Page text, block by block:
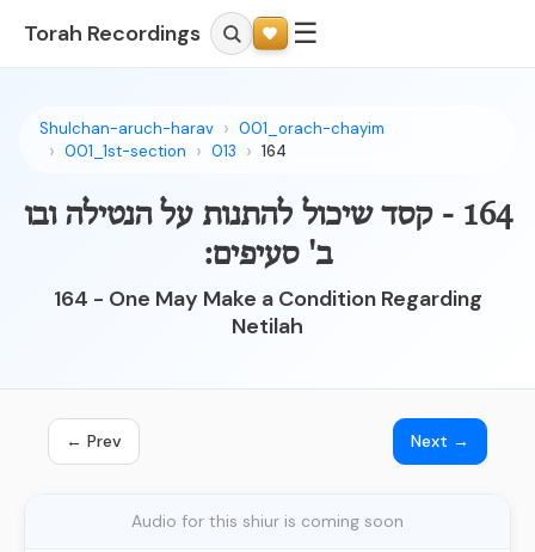
Torah Recordings ☰
Shulchan-aruch-harav
001_orach-chayim
001_1st-section
013 164
164 - קסד שיכול להתנות על הנטילה ובו
ב' סעיפים:
164 - One May Make a Condition Regarding
Netilah
← Prev Next →
Audio for this shiur is coming soon